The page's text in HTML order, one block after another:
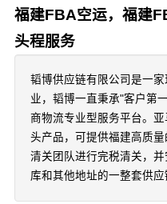
福建FBA空运，福建
头程服务
韬博供应链有限公司是一
业，韬博一直秉承"客户第
商物流专业型服务平台。
头产品，可提供福建高质
清关团队进行完税清关，
库和其他地址的一整套供应